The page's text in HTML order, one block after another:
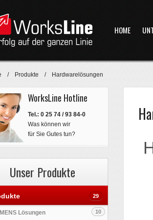
HOME
/ Produkte / Hardwarelösungen
WorksLine Hotline
Tel.: 0 25 74 / 93 84-0
Was können wir
für Sie Gutes tun?
Unser Produkte
29
10
Lösungen